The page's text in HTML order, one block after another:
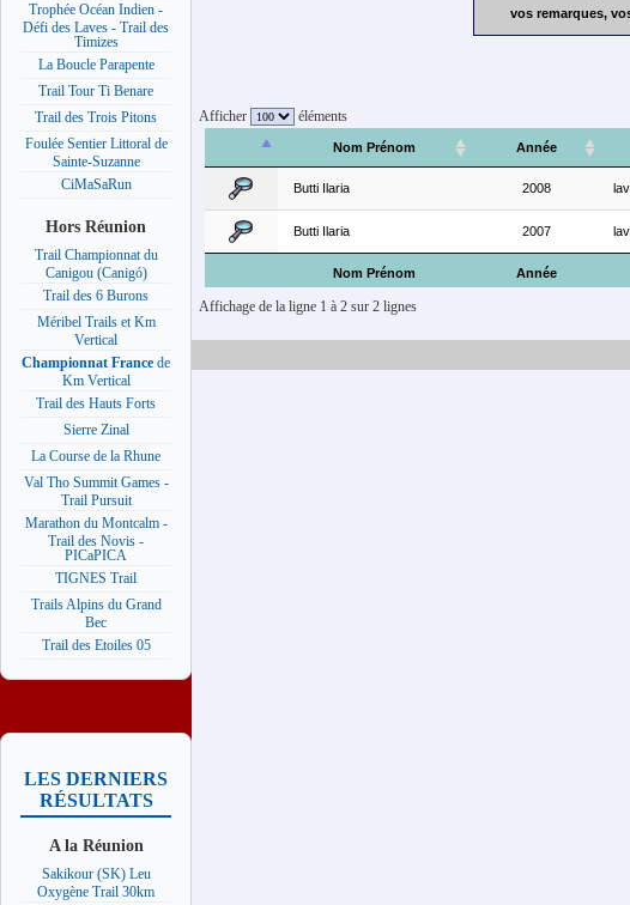
Trophée Océan Indien -
Défi des Laves - Trail des
Timizes
La Boucle Parapente
Trail Tour Ti Benare
Trail des Trois Pitons
Foulée Sentier Littoral de
Sainte-Suzanne
CiMaSaRun
Hors Réunion
Trail Championnat du
Canigou (Canigó)
Trail des 6 Burons
Méribel Trails et Km
Vertical
Championnat France de
Km Vertical
Trail des Hauts Forts
Sierre Zinal
La Course de la Rhune
Val Tho Summit Games -
Trail Pursuit
Marathon du Montcalm -
Trail des Novis -
PICaPICA
TIGNES Trail
Trails Alpins du Grand
Bec
Trail des Etoiles 05
LES DERNIERS
RÉSULTATS
A la Réunion
Sakikour (SK) Leu
Oxygène Trail 30km
vos remarques,
Afficher éléments
Nom Prénom Année
Nom Prénom Année
Butti Ilaria 2008
Butti Ilaria 2007
Affichage de la ligne 1 à 2 sur 2 lignes